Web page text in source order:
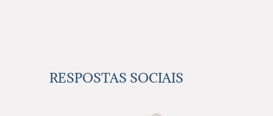
RESPOSTAS SOCIAIS